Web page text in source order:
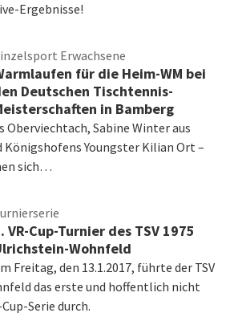
Ergebnisse!
Erwachsene
für die Heim-WM bei
Deutschen Tischtennis-
in Bamberg
Oberviechtach, Sabine Winter aus
Youngster Kilian Ort –
sich…
VR-Cup-Turnier des TSV 1975
Wohnfeld
Freitag, den 13.1.2017, führte der TSV
das erste und hoffentlich nicht
Serie durch.